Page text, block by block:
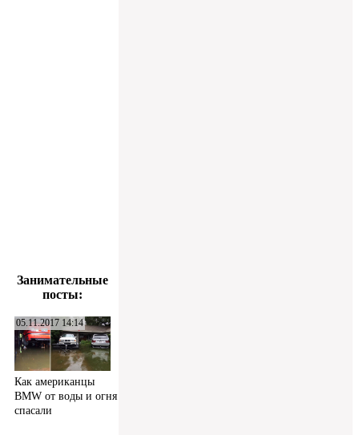
Занимательные
посты:
05.11.2017 14:14
Как американцы
BMW от воды и огня
спасали